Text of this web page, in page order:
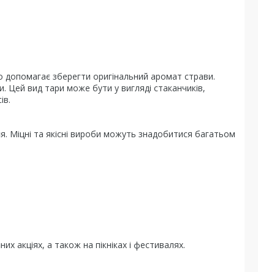
зберегти оригінальний аромат страви.
Цей вид тари може бути у вигляді стаканчиків,
Міцні та якісні вироби можуть знадобитися багатьом
акціях, а також на пікніках і фестивалях.